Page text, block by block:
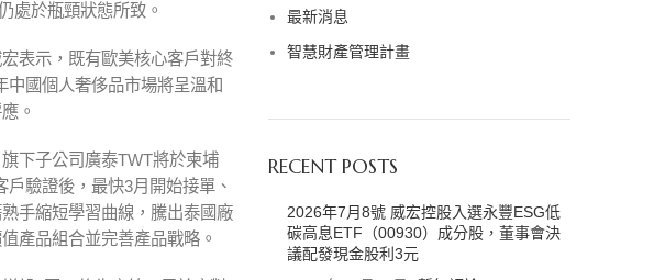
處於瓶頸狀態所致。
表示，既有歐美核心客戶對終
國個人奢侈品市場將呈溫和
。
下子公司廣泰TWT將於柬埔
驗證後，最快3月開始接單、
手縮短學習曲線，騰出泰國廠
產品組合並完善產品戰略。
最新消息
智慧財產管理計畫
RECENT POSTS
2026年7月8號 威宏控股入選永豐ESG低
碳高息ETF（00930）成分股，董事會決
議配發現金股利3元